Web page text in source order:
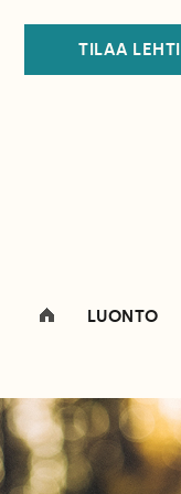
TILAA LEHTI
LUONTO